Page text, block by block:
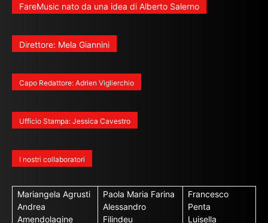
FareMusic nato da una idea di Alberto Salerno
Direttore: Mela Giannini
Capo Redattore: Adrien Viglierchio
Ufficio Stampa: Jessica Cavestro
I nostri collaboratori
Mariangela Agrusti
Andrea
Amendolagine
Paola Maria Farina
Alessandro
Filindeu
Francesco
Penta
Luisella